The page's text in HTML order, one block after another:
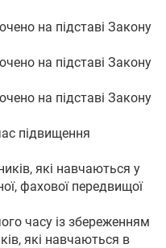
на підставі Закону
на підставі Закону
на підставі Закону
підвищення
які навчаються у
фахової передвищої
часу із збереженням
які навчаються в